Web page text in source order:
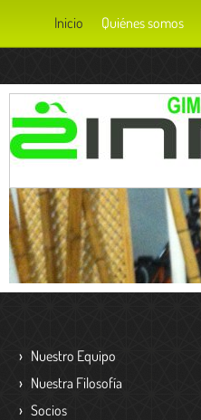
Inicio Quiénes somos
Nuestro Equipo
Nuestra Filosofía
Socios